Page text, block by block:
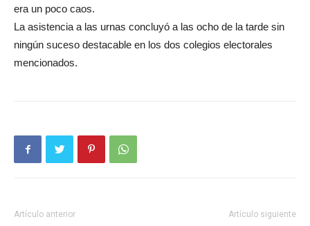
era un poco caos.
La asistencia a las urnas concluyó a las ocho de la tarde sin
ningún suceso destacable en los dos colegios electorales
mencionados.
Artículo anterior Artículo siguiente